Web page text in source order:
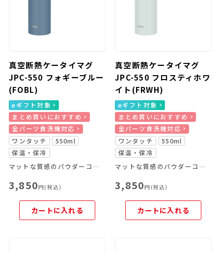
真空断熱ケータイマグ
JPC-550 フォギーブルー
(FOBL)
eギフト対象
まとめ買いにおすすめ
全パーツ食洗機対応
ワンタッチ
550ml
保温・保冷
マットな質感のパウダーコーティング仕様
3,850円(税込)
カートに入れる
真空断熱ケータイマグ
JPC-550 フロスティホワ
イト(FRWH)
eギフト対象
まとめ買いにおすすめ
全パーツ食洗機対応
ワンタッチ
550ml
保温・保冷
マットな質感のパウダーコーティング仕様
3,850円(税込)
カートに入れる